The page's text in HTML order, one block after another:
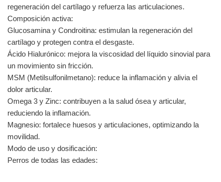
regeneración del cartílago y refuerza las articulaciones.
Composición activa:
Glucosamina y Condroitina: estimulan la regeneración del
cartílago y protegen contra el desgaste.
Ácido Hialurónico: mejora la viscosidad del líquido sinovial para
un movimiento sin fricción.
MSM (Metilsulfonilmetano): reduce la inflamación y alivia el
dolor articular.
Omega 3 y Zinc: contribuyen a la salud ósea y articular,
reduciendo la inflamación.
Magnesio: fortalece huesos y articulaciones, optimizando la
movilidad.
Modo de uso y dosificación:
Perros de todas las edades: